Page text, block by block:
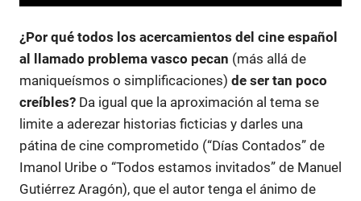
¿Por qué todos los acercamientos del cine español
al llamado problema vasco pecan (más allá de
maniqueísmos o simplificaciones) de ser tan poco
creíbles? Da igual que la aproximación al tema se
limite a aderezar historias ficticias y darles una
pátina de cine comprometido (“Días Contados” de
Imanol Uribe o “Todos estamos invitados” de Manuel
Gutiérrez Aragón), que el autor tenga el ánimo de